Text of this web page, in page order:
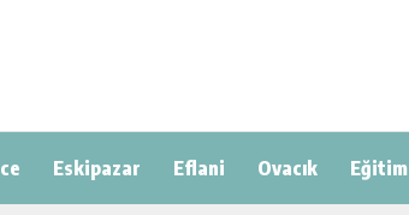
Eskipazar Eflani Ovacık Eğitim